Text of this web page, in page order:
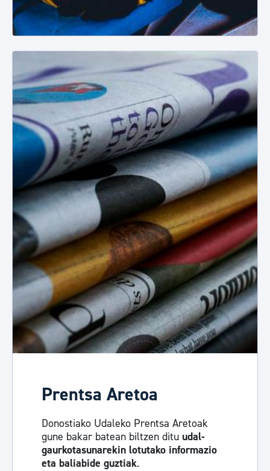
Prentsa Aretoa
Donostiako Udaleko Prentsa Aretoak
gune bakar batean biltzen ditu udal-
gaurkotasunarekin lotutako informazio
eta baliabide guztiak.